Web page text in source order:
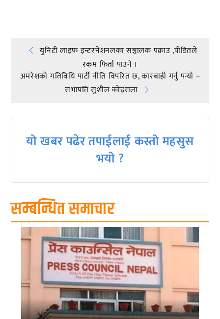
Post
navigation
युनिटी लाइफ इन्टरनेशनलका सञ्चालक पक्राउ ,पीडितले
रकम फिर्ता पाउने ।
अमरेशको गतिविधि पार्टी नीति विपरित छ, कारबाही गर्नु पर्‍यो –
सभापति सुशील कोइराला
यो खबर पढेर तपाईलाई कस्तो महसुस
भयो ?
सम्बन्धित समाचार